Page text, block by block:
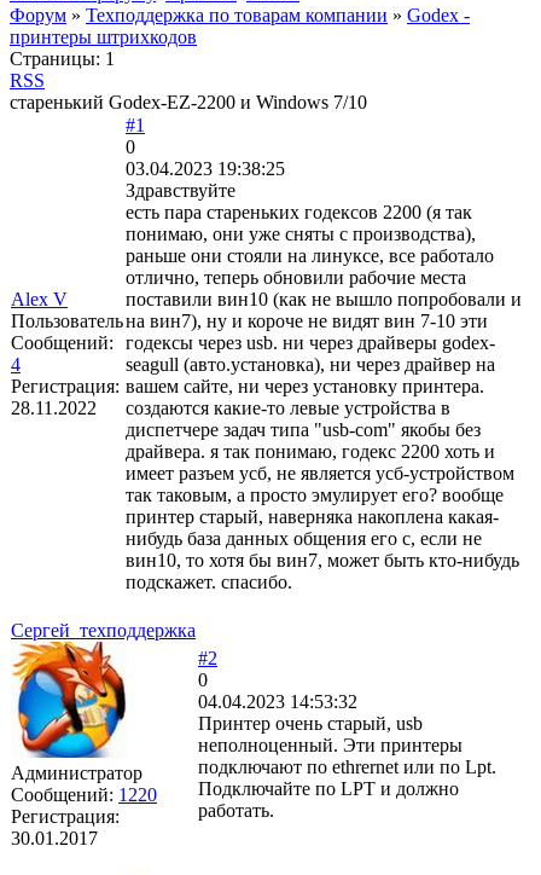
Форум » Техподдержка по товарам компании » Godex -
принтеры штрихкодов
Страницы: 1
RSS
старенький Godex-EZ-2200 и Windows 7/10
Alex V
Пользователь
Сообщений:
4
Регистрация:
28.11.2022
#1
0
03.04.2023 19:38:25
Здравствуйте
есть пара стареньких годексов 2200 (я так
понимаю, они уже сняты с производства),
раньше они стояли на линуксе, все работало
отлично, теперь обновили рабочие места
поставили вин10 (как не вышло попробовали и
на вин7), ну и короче не видят вин 7-10 эти
годексы через usb. ни через драйверы godex-
seagull (авто.установка), ни через драйвер на
вашем сайте, ни через установку принтера.
создаются какие-то левые устройства в
диспетчере задач типа "usb-com" якобы без
драйвера. я так понимаю, годекс 2200 хоть и
имеет разъем усб, не является усб-устройством
так таковым, а просто эмулирует его? вообще
принтер старый, наверняка накоплена какая-
нибудь база данных общения его с, если не
вин10, то хотя бы вин7, может быть кто-нибудь
подскажет. спасибо.
Сергей_техподдержка
Администратор
Сообщений: 1220
Регистрация:
30.01.2017
#2
0
04.04.2023 14:53:32
Принтер очень старый, usb
неполноценный. Эти принтеры
подключают по ethrernet или по Lpt.
Подключайте по LPT и должно
работать.